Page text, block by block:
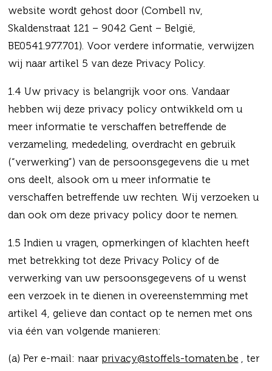
website wordt gehost door (Combell nv,
Skaldenstraat 121 – 9042 Gent – België,
BE0541.977.701). Voor verdere informatie, verwijzen
wij naar artikel 5 van deze Privacy Policy.
1.4 Uw privacy is belangrijk voor ons. Vandaar
hebben wij deze privacy policy ontwikkeld om u
meer informatie te verschaffen betreffende de
verzameling, mededeling, overdracht en gebruik
(“verwerking”) van de persoonsgegevens die u met
ons deelt, alsook om u meer informatie te
verschaffen betreffende uw rechten. Wij verzoeken u
dan ook om deze privacy policy door te nemen.
1.5 Indien u vragen, opmerkingen of klachten heeft
met betrekking tot deze Privacy Policy of de
verwerking van uw persoonsgegevens of u wenst
een verzoek in te dienen in overeenstemming met
artikel 4, gelieve dan contact op te nemen met ons
via één van volgende manieren:
(a) Per e-mail: naar privacy@stoffels-tomaten.be , ter